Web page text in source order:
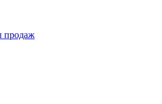
продаж